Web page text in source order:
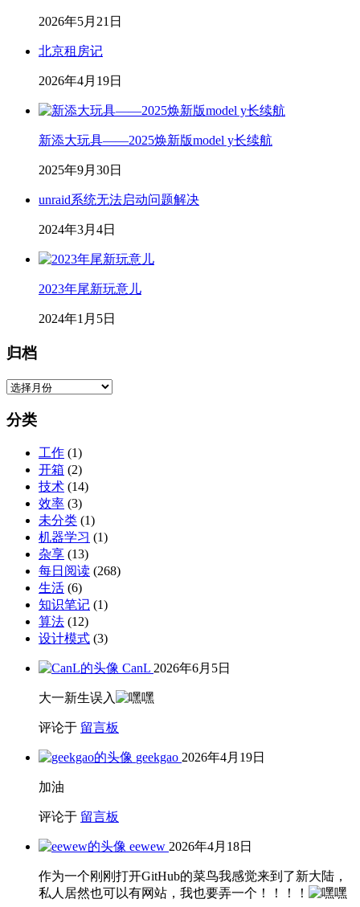
2026年5月21日
北京租房记
2026年4月19日
新添大玩具——2025焕新版model y长续航
2025年9月30日
unraid系统无法启动问题解决
2024年3月4日
2023年尾新玩意儿
2024年1月5日
归档
归
分类
工作 (1)
开箱 (2)
技术 (14)
效率 (3)
未分类 (1)
机器学习 (1)
杂享 (13)
每日阅读 (268)
生活 (6)
知识笔记 (1)
算法 (12)
设计模式 (3)
CanL 2026年6月5日
大一新生误入
评论于 留言板
geekgao 2026年4月19日
加油
评论于 留言板
eewew 2026年4月18日
作为一个刚刚打开GitHub的菜鸟我感觉来到了新大陆，
私人居然也可以有网站，我也要弄一个！！！！